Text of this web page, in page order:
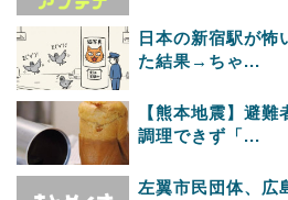
日本の新宿駅が怖
た結果→ちゃ...
【熊本地震】避
調理できず「...
左翼市民団体、広